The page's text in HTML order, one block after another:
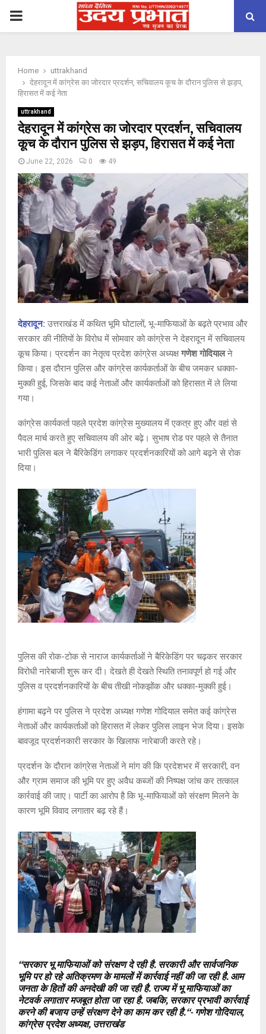
PRIMARY
Home
uttrakhand
देहरादून में कांग्रेस का जोरदार प्रदर्शन, सचिवालय कूच के दौरान पुलिस से झड़प,
हिरासत में कई नेता
uttrakhand
देहरादून में कांग्रेस का जोरदार प्रदर्शन, सचिवालय
कूच के दौरान पुलिस से झड़प, हिरासत में कई नेता
June 22, 2026 0 49
देहरादून: उत्तराखंड में कथित भूमि घोटालों, भू-माफियाओं के बढ़ते प्रभाव और
सरकार की नीतियों के विरोध में सोमवार को कांग्रेस ने देहरादून में सचिवालय
कूच किया। प्रदर्शन का नेतृत्व प्रदेश कांग्रेस अध्यक्षगणेश गोदियालने
किया। इस दौरान पुलिस और कांग्रेस कार्यकर्ताओं के बीच जमकर धक्का-
मुक्की हुई, जिसके बाद कई नेताओं और कार्यकर्ताओं को हिरासत में ले लिया
गया।
कांग्रेस कार्यकर्ता पहले प्रदेश कांग्रेस मुख्यालय में एकत्र हुए और वहां से
पैदल मार्च करते हुए सचिवालय की ओर बढ़े। सुभाष रोड पर पहले से तैनात
भारी पुलिस बल ने बैरिकेडिंग लगाकर प्रदर्शनकारियों को आगे बढ़ने से रोक
दिया।
पुलिस की रोक-टोक से नाराज कार्यकर्ताओं ने बैरिकेडिंग पर चढ़कर सरकार
विरोधी नारेबाजी शुरू कर दी। देखते ही देखते स्थिति तनावपूर्ण हो गई और
पुलिस व प्रदर्शनकारियों के बीच तीखी नोकझोंक और धक्का-मुक्की हुई।
हंगामा बढ़ने पर पुलिस ने प्रदेश अध्यक्ष गणेश गोदियाल समेत कई कांग्रेस
नेताओं और कार्यकर्ताओं को हिरासत में लेकर पुलिस लाइन भेज दिया। इसके
बावजूद प्रदर्शनकारी सरकार के खिलाफ नारेबाजी करते रहे।
प्रदर्शन के दौरान कांग्रेस नेताओं ने मांग की कि प्रदेशभर में सरकारी, वन
और ग्राम समाज की भूमि पर हुए अवैध कब्जों की निष्पक्ष जांच कर तत्काल
कार्रवाई की जाए। पार्टी का आरोप है कि भू-माफियाओं को संरक्षण मिलने के
कारण भूमि विवाद लगातार बढ़ रहे हैं।
“सरकार भू माफियाओं को संरक्षण दे रही है. सरकारी और सार्वजनिक
भूमि पर हो रहे अतिक्रमण के मामलों में कार्रवाई नहीं की जा रही है. आम
जनता के हितों की अनदेखी की जा रही है. राज्य में भू माफियाओं का
नेटवर्क लगातार मजबूत होता जा रहा है. जबकि, सरकार प्रभावी कार्रवाई
करने की बजाय उन्हें संरक्षण देने का काम कर रही है.“- गणेश गोदियाल,
कांग्रेस प्रदेश अध्यक्ष, उत्तराखंंड